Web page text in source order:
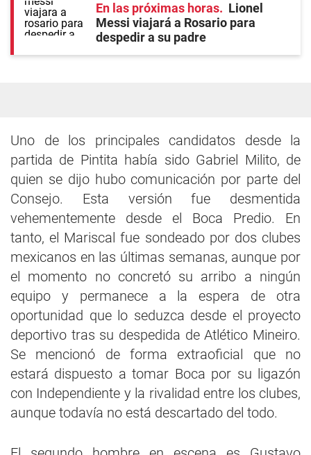
En las próximas horas
Lionel
Messi viajará a Rosario para
despedir a su padre
Uno de los principales candidatos desde la
partida de Pintita había sido Gabriel Milito, de
quien se dijo hubo comunicación por parte del
Consejo. Esta versión fue desmentida
vehementemente desde el Boca Predio. En
tanto, el Mariscal fue sondeado por dos clubes
mexicanos en las últimas semanas, aunque por
el momento no concretó su arribo a ningún
equipo y permanece a la espera de otra
oportunidad que lo seduzca desde el proyecto
deportivo tras su despedida de Atlético Mineiro.
Se mencionó de forma extraoficial que no
estará dispuesto a tomar Boca por su ligazón
con Independiente y la rivalidad entre los clubes,
aunque todavía no está descartado del todo.